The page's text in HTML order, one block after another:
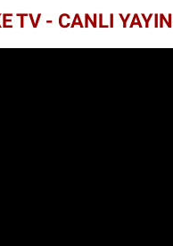
TV - CANLI YAYIN